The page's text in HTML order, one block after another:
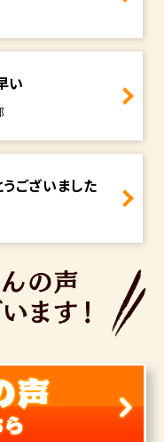
い
ございました